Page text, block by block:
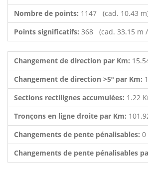
Nombre de points: 1147 (cad. 10.43
Points significatifs: 368 (cad. 33.15 m
Changement de direction par Km:
Changement de direction >5º par Km:
Sections rectilignes accumulées: 1.22
Tronçons en ligne droite par Km:
Changements de pente pénalisables: 0
Changements de pente pénalisables